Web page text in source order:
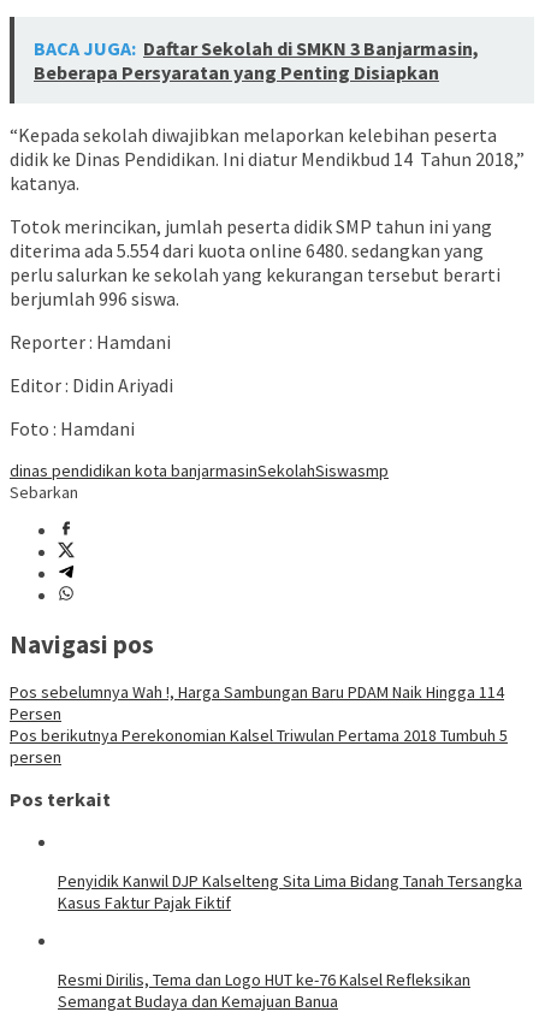
BACA JUGA: Daftar Sekolah di SMKN 3 Banjarmasin,
Beberapa Persyaratan yang Penting Disiapkan
“Kepada sekolah diwajibkan melaporkan kelebihan peserta
didik ke Dinas Pendidikan. Ini diatur Mendikbud 14 Tahun 2018,”
katanya.
Totok merincikan, jumlah peserta didik SMP tahun ini yang
diterima ada 5.554 dari kuota online 6480. sedangkan yang
perlu salurkan ke sekolah yang kekurangan tersebut berarti
berjumlah 996 siswa.
Reporter : Hamdani
Editor : Didin Ariyadi
Foto : Hamdani
dinas pendidikan kota banjarmasinSekolahSiswasmp
Sebarkan
Navigasi pos
Pos sebelumnya Wah !, Harga Sambungan Baru PDAM Naik Hingga 114
Persen
Pos berikutnya Perekonomian Kalsel Triwulan Pertama 2018 Tumbuh 5
persen
Pos terkait
Penyidik Kanwil DJP Kalselteng Sita Lima Bidang Tanah Tersangka
Kasus Faktur Pajak Fiktif
Resmi Dirilis, Tema dan Logo HUT ke-76 Kalsel Refleksikan
Semangat Budaya dan Kemajuan Banua